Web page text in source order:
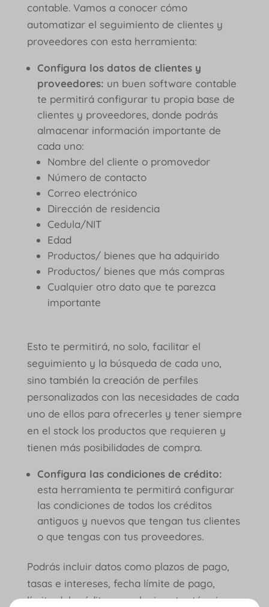
contable. Vamos a conocer cómo
automatizar el seguimiento de clientes y
proveedores con esta herramienta:
Configura los datos de clientes y
proveedores: un buen software contable
te permitirá configurar tu propia base de
clientes y proveedores, donde podrás
almacenar información importante de
cada uno:
Nombre del cliente o promovedor
Número de contacto
Correo electrónico
Dirección de residencia
Cedula/NIT
Edad
Productos/ bienes que ha adquirido
Productos/ bienes que más compras
Cualquier otro dato que te parezca
importante
Esto te permitirá, no solo, facilitar el
seguimiento y la búsqueda de cada uno,
sino también la creación de perfiles
personalizados con las necesidades de cada
uno de ellos para ofrecerles y tener siempre
en el stock los productos que requieren y
tienen más posibilidades de compra.
Configura las condiciones de crédito:
esta herramienta te permitirá configurar
las condiciones de todos los créditos
antiguos y nuevos que tengan tus clientes
o que tengas con tus proveedores.
Podrás incluir datos como plazos de pago,
tasas e intereses, fecha límite de pago,
límite del crédito, y cualquier otro término o